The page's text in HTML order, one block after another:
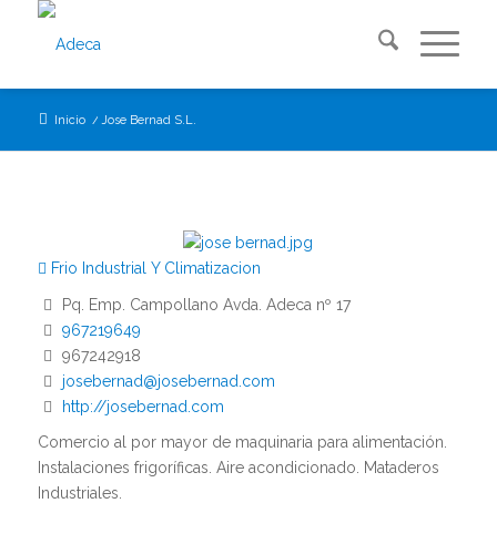
Inicio / Jose Bernad S.L.
Frio Industrial Y Climatizacion
Pq. Emp. Campollano Avda. Adeca nº 17
967219649
967242918
josebernad@josebernad.com
http://josebernad.com
Comercio al por mayor de maquinaria para alimentación.
Instalaciones frigoríficas. Aire acondicionado. Mataderos
Industriales.